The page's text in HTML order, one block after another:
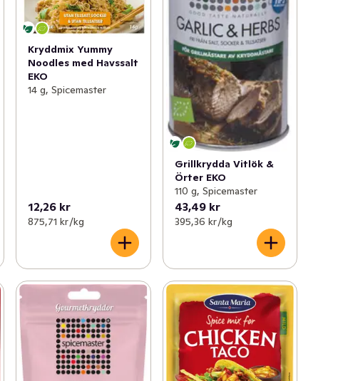
Kryddmix Yummy
Noodles med Havssalt
EKO
14 g, Spicemaster
12,26 kr
875,71 kr /kg
Grillkrydda Vitlök &
Örter EKO
110 g, Spicemaster
43,49 kr
395,36 kr /kg